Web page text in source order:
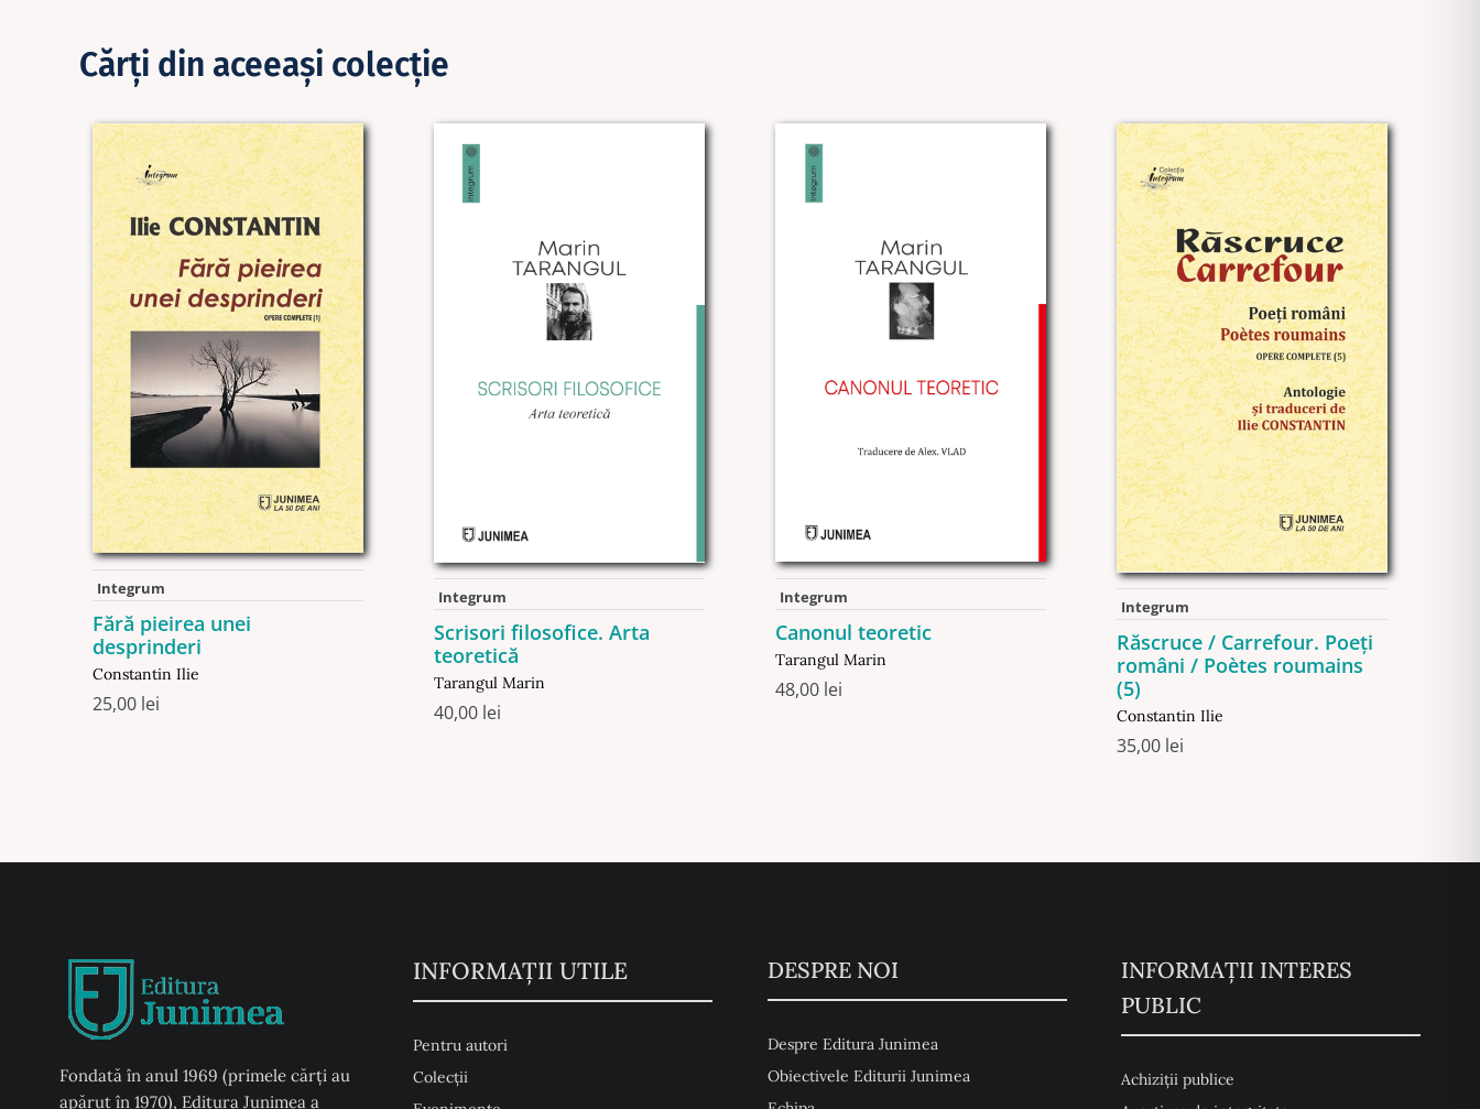
Cărţi din aceeaşi colecţie
Integrum
Fără pieirea unei
desprinderi
Constantin Ilie
25,00 lei
Integrum
Scrisori filosofice. Arta
teoretică
Tarangul Marin
40,00 lei
Integrum
Canonul teoretic
Tarangul Marin
48,00 lei
Integrum
Răscruce / Carrefour. Poeți
români / Poètes roumains
(5)
Constantin Ilie
35,00 lei
Fondată în anul 1969 (primele cărți au
apărut în 1970), Editura Junimea a
INFORMAŢII UTILE
Pentru autori
Colecţii
DESPRE NOI
Despre Editura Junimea
Obiectivele Editurii Junimea
INFORMAȚII INTERES
PUBLIC
Achiziții publice